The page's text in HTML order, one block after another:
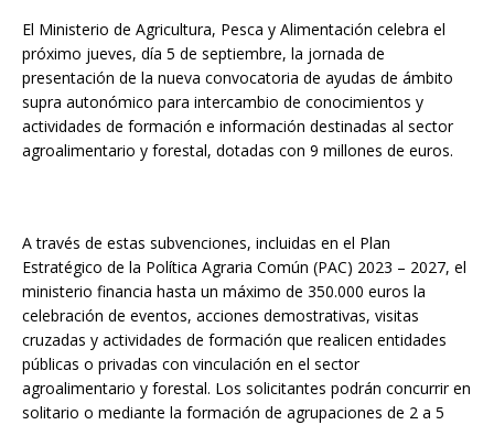
El Ministerio de Agricultura, Pesca y Alimentación celebra el
próximo jueves, día 5 de septiembre, la jornada de
presentación de la nueva convocatoria de ayudas de ámbito
supra autonómico para intercambio de conocimientos y
actividades de formación e información destinadas al sector
agroalimentario y forestal, dotadas con 9 millones de euros.
A través de estas subvenciones, incluidas en el Plan
Estratégico de la Política Agraria Común (PAC) 2023 – 2027, el
ministerio financia hasta un máximo de 350.000 euros la
celebración de eventos, acciones demostrativas, visitas
cruzadas y actividades de formación que realicen entidades
públicas o privadas con vinculación en el sector
agroalimentario y forestal. Los solicitantes podrán concurrir en
solitario o mediante la formación de agrupaciones de 2 a 5